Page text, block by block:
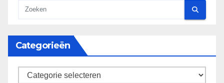
Categorieën
categorieën